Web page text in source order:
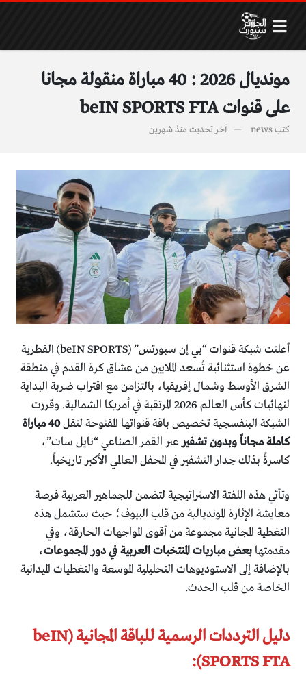
مونديال 2026 : 40 مباراة منقولة مجانا
على قنوات beIN SPORTS FTA
كتبnews آخر تحديث منذ شهرين
أعلنت شبكة قنوات “بي إن سبورتس” (beIN SPORTS) القطرية
عن خطوة استثنائية تُسعد الملايين من عشاق كرة القدم في منطقة
الشرق الأوسط وشمال إفريقيا، بالتزامن مع اقتراب ضربة البداية
لنهائيات كأس العالم 2026 المرتقبة في أمريكا الشمالية. وقررت
الشبكة البنفسجية تخصيص باقة قنواتها المفتوحة لنقل
40 مباراة
كاملة مجاناً وبدون تشفيرعبر القمر الصناعي “نايل سات”،
كاسرةً بذلك جدار التشفير في المحفل العالمي الأكبر تاريخياً.
وتأتي هذه اللفتة الاستراتيجية لتضمن للجماهير العربية فرصة
معايشة الإثارة المونديالية من قلب البيوف؛ حيث ستشمل هذه
التغطية المجانية مجموعة من أقوى المواجهات الحارقة، وفي
مقدمتها بعض مباريات المنتخبات العربية في دور المجموعات،
بالإضافة إلى الاستوديوهات التحليلية الموسعة والتغطيات الميدانية
الخاصة من قلب الحدث.
دليل الترددات الرسمية للباقة المجانية (beIN
SPORTS FTA):